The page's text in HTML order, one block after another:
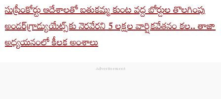
సుప్రీంకోర్టు ఆదేశాలతో బతుకమ్మ కుంట వద్ద బోర్డుల తొలగింపు
అండర్‌గ్రాడ్యుయేట్స్‌కు నెరవేరని 5 లక్షల వార్షికవేతనం కల.. తాజా
అధ్యయనంలో కీలక అంశాలు